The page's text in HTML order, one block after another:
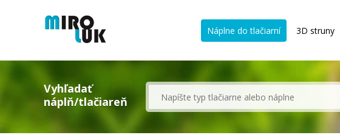
Náplne do tlačiarní 3D struny
Vyhľadať
náplň/tlačiareň